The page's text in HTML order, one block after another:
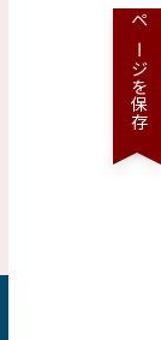
ページを保存